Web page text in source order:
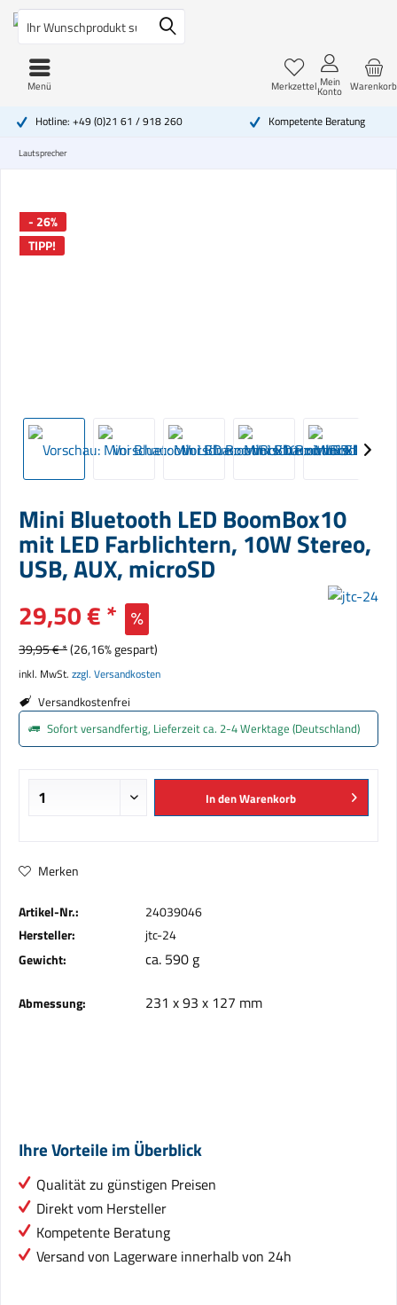
Hotline: +49 (0)21 61 / 918 260 Kompetente Beratung
Warenkorb
Merkzettel Mein
Konto
Menü
Lautsprecher
- 26%
TIPP!
Mini Bluetooth LED BoomBox10
mit LED Farblichtern, 10W Stereo,
USB, AUX, microSD
29,50 € *
39,95 € *(26,16% gespart)
inkl. MwSt. zzgl. Versandkosten
Versandkostenfrei
Sofort versandfertig, Lieferzeit ca. 2-4 Werktage (Deutschland)
In denWarenkorb
Merken
Artikel-Nr.:
24039046
Hersteller:
jtc-24
Gewicht:
ca. 590 g
Abmessung: 231 x 93 x 127 mm
Ihre Vorteile im Überblick
Qualität zu günstigen Preisen
Direkt vom Hersteller
Kompetente Beratung
Versand von Lagerware innerhalb von 24h